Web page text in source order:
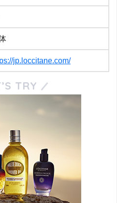
jp.loccitane.com/
TRY